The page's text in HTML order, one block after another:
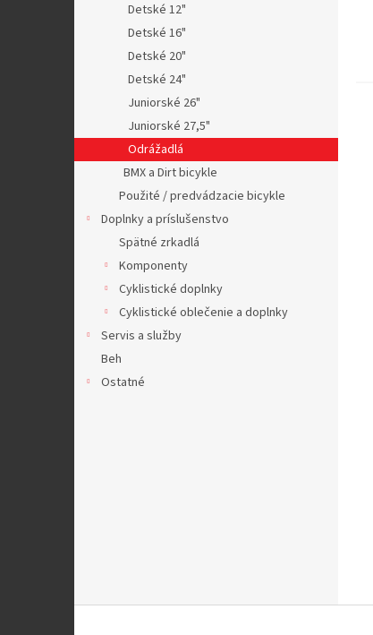
Detské 12"
Detské 16"
Detské 20"
Detské 24"
Juniorské 26"
Juniorské 27,5"
Odrážadlá
BMX a Dirt bicykle
Použité / predvádzacie bicykle
Doplnky a príslušenstvo
Spätné zrkadlá
Komponenty
Cyklistické doplnky
Cyklistické oblečenie a doplnky
Servis a služby
Beh
Ostatné